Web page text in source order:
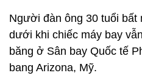
Người đàn ông 30 tuổi bất
dưới khi chiếc máy bay
băng ở Sân bay Quốc tế
bang Arizona, Mỹ.